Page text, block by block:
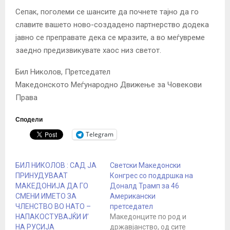
Сепак, поголеми се шансите да почнете тајно да го
славите вашето ново-создадено партнерство додека
јавно се преправате дека се мразите, а во меѓувреме
заедно предизвикувате хаос низ светот.
Бил Николов, Претседател
Македонското Меѓународно Движење за Човекови
Права
Сподели
Telegram
БИЛ НИКОЛОВ : САД ЈА
ПРИНУДУВААТ
МАКЕДОНИЈА ДА ГО
СМЕНИ ИМЕТО ЗА
ЧЛЕНСТВО ВО НАТО –
НАПАКОСТУВАЈЌИ И’
НА РУСИЈА
Светски Македонски
Конгрес со поддршка на
Доналд Трамп за 46
Американски
претседател
Македонците по род и
државјанство, од сите